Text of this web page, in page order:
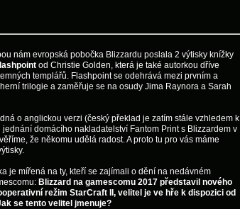
nám evropská pobočka Blizzardu poslala 2 výtisky knížky
od Christie Golden, která je také autorkou dříve
templářů. Flashpoint se odehrává mezi prvním a
trilogie a zaměřuje se na osudy Jima Raynora a Sarah
o anglickou verzi (český překlad je zatím stále vzhledem k
domácího nakladatelství Fantom Print s Blizzardem v
že někomu udělá radost. A proto tu pro vás máme
je mířená na ty, kteří se zajímali o dění na nedávném
Blizzard na gamescomu 2017 představil nového
režim StarCraft II, velitel je ve hře k dispozici od
se tento velitel jmenuje?